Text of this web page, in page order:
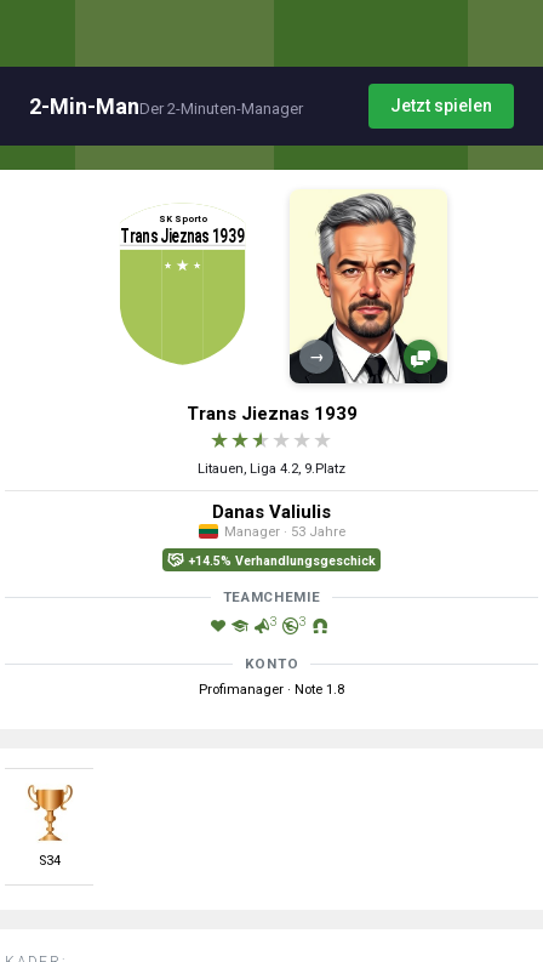
2-Min-ManDer 2-Minuten-Manager Jetzt spielen
→
Trans Jieznas 1939
★★★ ★ ★ ★
Litauen, Liga 4.2, 9.Platz
Danas Valiulis
Manager · 53 Jahre
+14.5% Verhandlungsgeschick
TEAMCHEMIE
3 3
KONTO
Profimanager · Note 1.8
S34